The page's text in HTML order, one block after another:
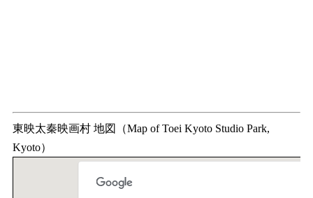
東映太秦映画村 地図（Map of Toei Kyoto Studio Park,
Kyoto）